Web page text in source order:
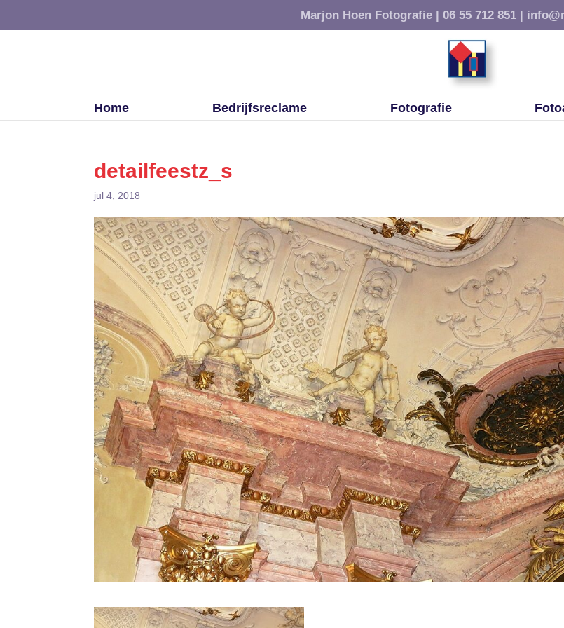
Marjon Hoen Fotografie | 06 55 712 851 |
Home Bedrijfsreclame Fotografie
detailfeestz_s
jul 4, 2018